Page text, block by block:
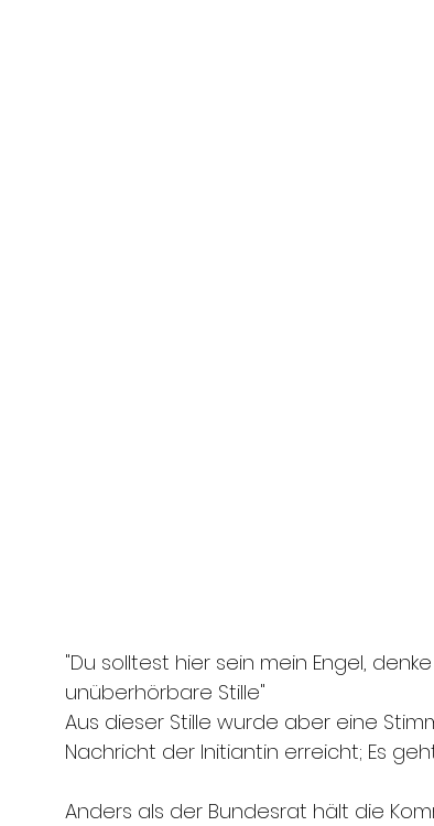
"Du solltest hier sein mein Engel,
unüberhörbare Stille"
Aus dieser Stille wurde aber eine
Nachricht der Initiantin erreicht; Es
Anders als der Bundesrat hält die